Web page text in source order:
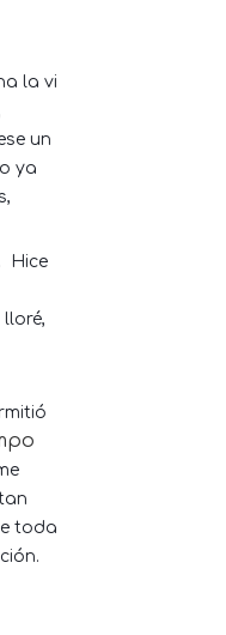
la vi
un
ya
Hice
toda